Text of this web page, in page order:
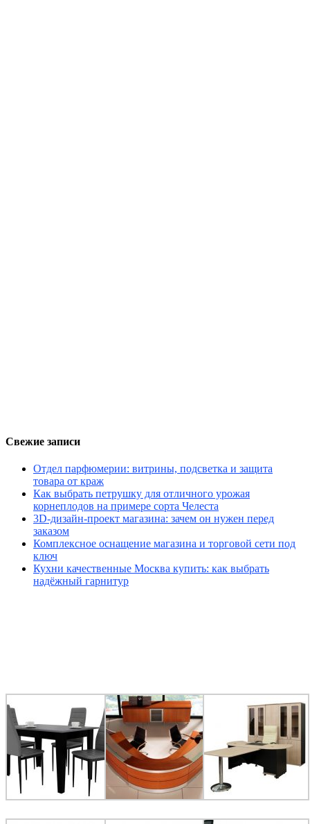
Свежие записи
Отдел парфюмерии: витрины, подсветка и защита
товара от краж
Как выбрать петрушку для отличного урожая
корнеплодов на примере сорта Челеста
3D-дизайн-проект магазина: зачем он нужен перед
заказом
Комплексное оснащение магазина и торговой сети под
ключ
Кухни качественные Москва купить: как выбрать
надёжный гарнитур